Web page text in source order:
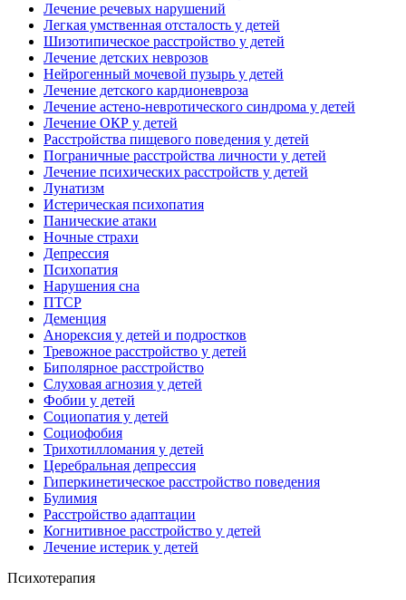
Лечение речевых нарушений
Легкая умственная отсталость у детей
Шизотипическое расстройство у детей
Лечение детских неврозов
Нейрогенный мочевой пузырь у детей
Лечение детского кардионевроза
Лечение астено-невротического синдрома у детей
Лечение ОКР у детей
Расстройства пищевого поведения у детей
Пограничные расстройства личности у детей
Лечение психических расстройств у детей
Лунатизм
Истерическая психопатия
Панические атаки
Ночные страхи
Депрессия
Психопатия
Нарушения сна
ПТСР
Деменция
Анорексия у детей и подростков
Тревожное расстройство у детей
Биполярное расстройство
Слуховая агнозия у детей
Фобии у детей
Социопатия у детей
Социофобия
Трихотилломания у детей
Церебральная депрессия
Гиперкинетическое расстройство поведения
Булимия
Расстройство адаптации
Когнитивное расстройство у детей
Лечение истерик у детей
Психотерапия